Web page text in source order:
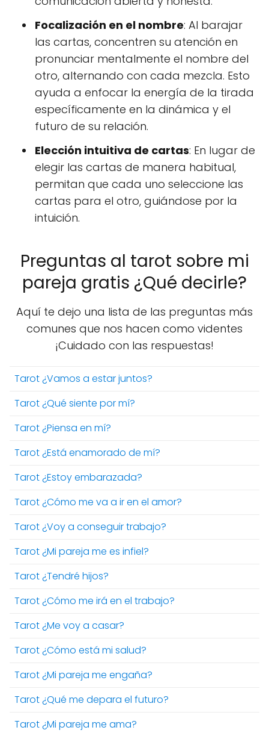
Focalización en el nombre: Al barajar
las cartas, concentren su atención en
pronunciar mentalmente el nombre del
otro, alternando con cada mezcla. Esto
ayuda a enfocar la energía de la tirada
específicamente en la dinámica y el
futuro de su relación.
Elección intuitiva de cartas: En lugar de
elegir las cartas de manera habitual,
permitan que cada uno seleccione las
cartas para el otro, guiándose por la
intuición.
Preguntas al tarot sobre mi
pareja gratis ¿Qué decirle?
Aquí te dejo una lista de las preguntas más
comunes que nos hacen como videntes
¡Cuidado con las respuestas!
Tarot ¿Vamos a estar juntos?
Tarot ¿Qué siente por mí?
Tarot ¿Piensa en mí?
Tarot ¿Está enamorado de mí?
Tarot ¿Estoy embarazada?
Tarot ¿Cómo me va a ir en el amor?
Tarot ¿Voy a conseguir trabajo?
Tarot ¿Mi pareja me es infiel?
Tarot ¿Tendré hijos?
Tarot ¿Cómo me irá en el trabajo?
Tarot ¿Me voy a casar?
Tarot ¿Cómo está mi salud?
Tarot ¿Mi pareja me engaña?
Tarot ¿Qué me depara el futuro?
Tarot ¿Mi pareja me ama?